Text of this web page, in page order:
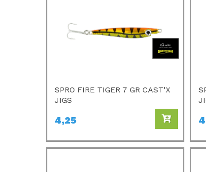
SPRO FIRE TIGER 7 GR CAST'X
JIGS
4,25